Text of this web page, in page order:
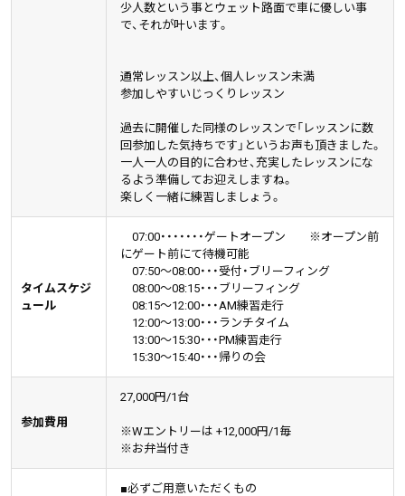
少人数という事とウェット路面で車に優しい事
で、それが叶います。
通常レッスン以上、個人レッスン未満
参加しやすいじっくりレッスン
過去に開催した同様のレッスンで「レッスンに数
回参加した気持ちです」というお声も頂きました。
一人一人の目的に合わせ、充実したレッスンにな
るよう準備してお迎えしますね。
楽しく一緒に練習しましょう。
タイムスケジ
ュール
07:00・・・・・・・ゲートオープン ※オープン前
にゲート前にて待機可能
07:50～08:00・・・受付・ブリーフィング
08:00～08:15・・・ブリーフィング
08:15～12:00・・・AM練習走行
12:00～13:00・・・ランチタイム
13:00～15:30・・・PM練習走行
15:30～15:40・・・帰りの会
参加費用
27,000円/1台
※Wエントリーは +12,000円/1毎
※お弁当付き
■必ずご用意いただくもの